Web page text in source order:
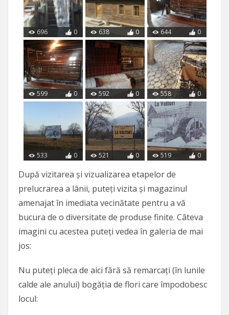
696 0 638 0 644 0
599 0 592 0 558 0
533 0 521 0 519 0
După vizitarea și vizualizarea etapelor de
prelucrarea a lânii, puteți vizita și magazinul
amenajat în imediata vecinătate pentru a vă
bucura de o diversitate de produse finite. Câteva
imagini cu acestea puteți vedea în galeria de mai
jos:
Nu puteți pleca de aici fără să remarcați (în lunile
calde ale anului) bogăția de flori care împodobesc
locul: